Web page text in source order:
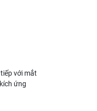
với mắt
ứng